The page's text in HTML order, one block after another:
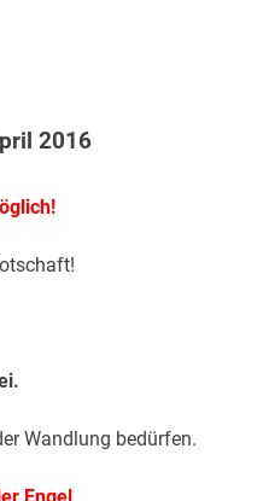
2016
Wandlung bedürfen.